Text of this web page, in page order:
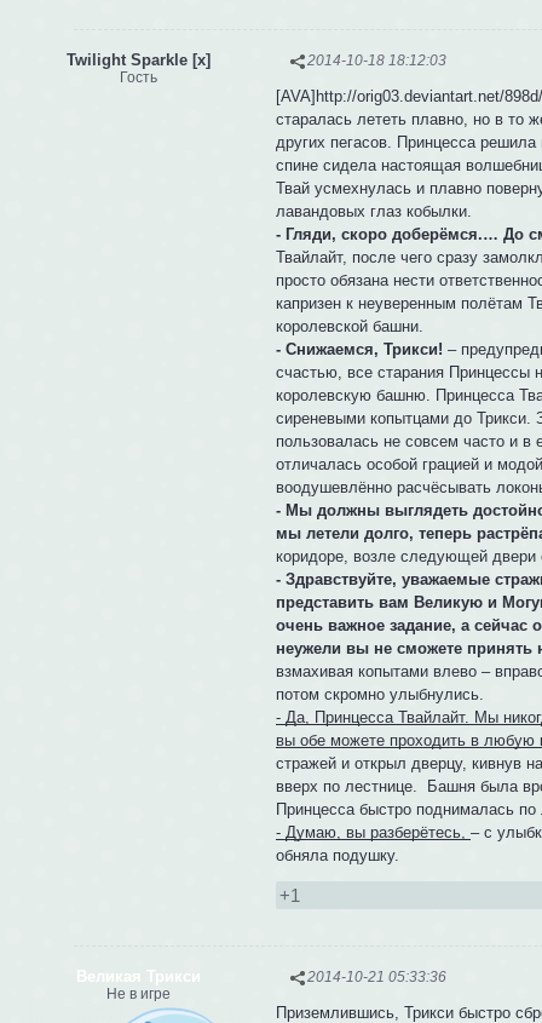
2014-10-18 18:12:03
Twilight Sparkle [x]
Гость
[AVA]http://orig03.deviantart.net/
старалась лететь плавно, но в то
других пегасов. Принцесса
спине сидела настоящая
Твай усмехнулась и плавно
лавандовых глаз кобылки.
- Гляди, скоро доберёмся.… До
Твайлайт, после чего сразу
просто обязана нести
капризен к неуверенным полётам
королевской башни.
- Снижаемся, Трикси! –
счастью, все старания Принцессы
королевскую башню. Принцесса
сиреневыми копытцами до Трикси.
пользовалась не совсем часто и в
отличалась особой грацией и
воодушевлённо расчёсывать
- Мы должны выглядеть
мы летели долго, теперь
коридоре, возле следующей
- Здравствуйте, уважаемые
представить вам Великую и
очень важное задание, а сейчас
неужели вы не сможете принять
взмахивая копытами влево –
потом скромно улыбнулись.
- Да, Принцесса Твайлайт. Мы
вы обе можете проходить в
стражей и открыл дверцу, кивнув
вверх по лестнице. Башня была
Принцесса быстро поднималась
- Думаю, вы разберётесь,– с
обняла подушку.
+1
2014-10-21 05:33:36
Великая Трикси
Не в игре
Приземлившись, Трикси быстро